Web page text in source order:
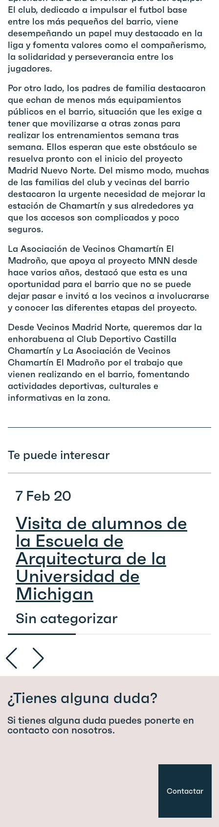
El club, dedicado a impulsar el futbol base
entre los más pequeños del barrio, viene
desempeñando un papel muy destacado en la
liga y fomenta valores como el compañerismo,
la solidaridad y perseverancia entre los
jugadores.
Por otro lado, los padres de familia destacaron
que echan de menos más equipamientos
públicos en el barrio, situación que les exige a
tener que movilizarse a otras zonas para
realizar los entrenamientos semana tras
semana. Ellos esperan que este obstáculo se
resuelva pronto con el inicio del proyecto
Madrid Nuevo Norte. Del mismo modo, muchas
de las familias del club y vecinas del barrio
destacaron la urgente necesidad de mejorar la
estación de Chamartín y sus alrededores ya
que los accesos son complicados y poco
seguros.
La Asociación de Vecinos Chamartín El
Madroño, que apoya al proyecto MNN desde
hace varios años, destacó que esta es una
oportunidad para el barrio que no se puede
dejar pasar e invitó a los vecinos a involucrarse
y conocer las diferentes etapas del proyecto.
Desde Vecinos Madrid Norte, queremos dar la
enhorabuena al Club Deportivo Castilla
Chamartín y La Asociación de Vecinos
Chamartín El Madroño por el trabajo que
vienen realizando en el barrio, fomentando
actividades deportivas, culturales e
informativas en la zona.
Te puede interesar
7 Feb 20
Visita de alumnos de
la Escuela de
Arquitectura de la
Universidad de
Michigan
Sin categorizar
¿Tienes alguna duda?
Si tienes alguna duda puedes ponerte en
contacto con nosotros.
Contactar